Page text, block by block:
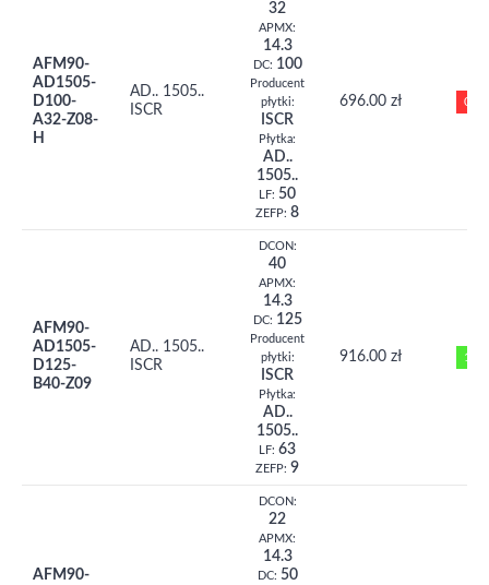
AFM90-
AD1505-
D100-
A32-Z08-
H
AD.. 1505..
ISCR
32
APMX:
14.3
DC: 100
Producent
płytki:
ISCR
Płytka:
AD..
1505..
LF: 50
ZEFP: 8
696.00 zł 0
AFM90-
AD1505-
D125-
B40-Z09
AD.. 1505..
ISCR
DCON:
40
APMX:
14.3
DC: 125
Producent
płytki:
ISCR
Płytka:
AD..
1505..
LF: 63
ZEFP: 9
916.00 zł 1
AFM90-
DCON:
22
APMX:
14.3
DC: 50